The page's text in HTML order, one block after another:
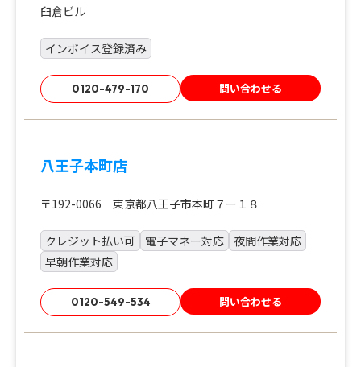
臼倉ビル
インボイス登録済み
0120-479-170 問い合わせる
八王子本町店
〒192-0066 東京都八王子市本町７ー１８
クレジット払い可 電子マネー対応
夜間作業対応
早朝作業対応
0120-549-534 問い合わせる